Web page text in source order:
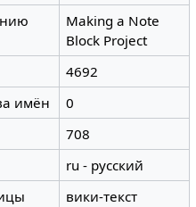
Making a Note
Block Project
4692
имён
0
708
ru - русский
вики-текст